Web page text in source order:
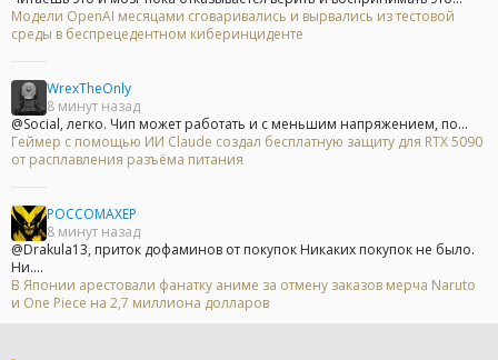
Модели OpenAI месяцами сговаривались и вырвались из тестовой
среды в беспрецедентном киберинциденте
WrexTheOnly
8 минут назад
@Social, легко. Чип может работать и с меньшим напряжением, по...
Геймер с помощью ИИ Claude создал бесплатную защиту для RTX 5090
от расплавления разъёма питания
POCCOMAXEP
8 минут назад
@Drakula13, приток дофаминов от покупок Никаких покупок не было.
Ни....
В Японии арестовали фанатку аниме за отмену заказов мерча Naruto
и One Piece на 2,7 миллиона долларов